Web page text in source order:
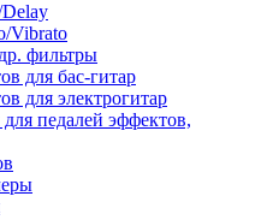
Vibrato
фильтры
для бас-гитар
для электрогитар
педалей эффектов,